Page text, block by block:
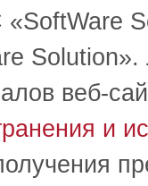
Solution».
веб-
и